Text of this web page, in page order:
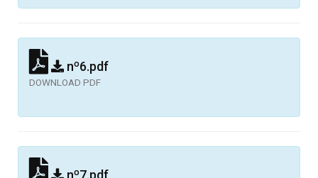
nº6.pdf
DOWNLOAD PDF
nº7.pdf